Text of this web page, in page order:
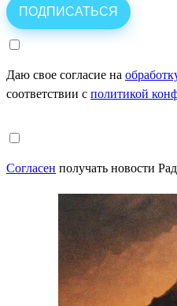
Даю свое согласие на
соответствии с политикой
Согласен получать новости